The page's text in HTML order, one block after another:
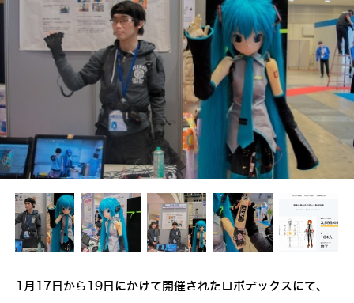
1月17日から19日にかけて開催されたロボデックスにて、